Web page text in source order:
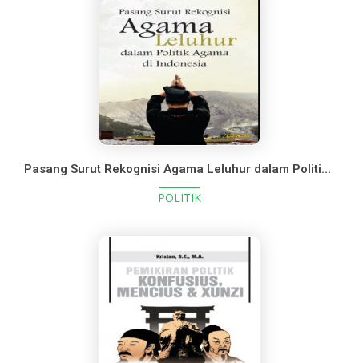
Pasang Surut Rekognisi Agama Leluhur dalam Politik Agama di Indonesia
POLITIK